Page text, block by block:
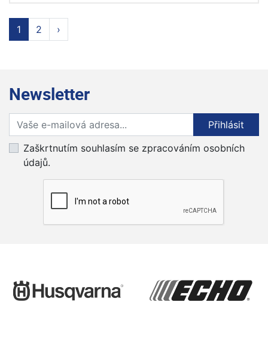
1 2 ›
Newsletter
Přihlaste se k odběru novinek
Přihlásit
Zaškrtnutím souhlasím se zpracováním osobních
údajů.